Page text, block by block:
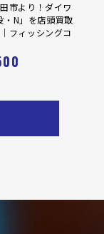
市より！ダイワ
・N」を店頭買取
フィッシングコ